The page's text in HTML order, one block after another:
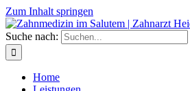
Zum Inhalt springen
Suche nach:
Home